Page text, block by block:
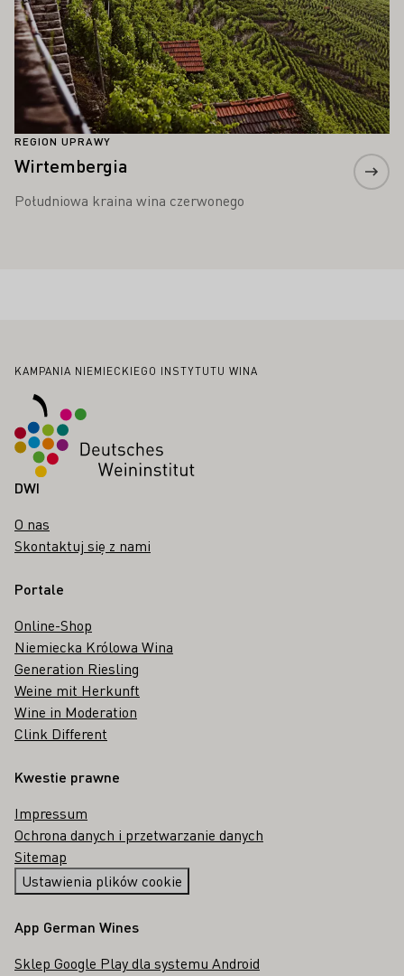
REGION UPRAWY
Wirtembergia
Południowa kraina wina czerwonego
Stopka
KAMPANIA NIEMIECKIEGO INSTYTUTU WINA
DWI
O nas
Skontaktuj się z nami
Portale
Online-Shop
Niemiecka Królowa Wina
Generation Riesling
Weine mit Herkunft
Wine in Moderation
Clink Different
Kwestie prawne
Impressum
Ochrona danych i przetwarzanie danych
Sitemap
Ustawienia plików cookie
App German Wines
Sklep Google Play dla systemu Android